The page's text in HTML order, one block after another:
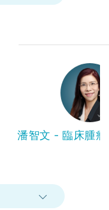
潘智文 - 臨床腫